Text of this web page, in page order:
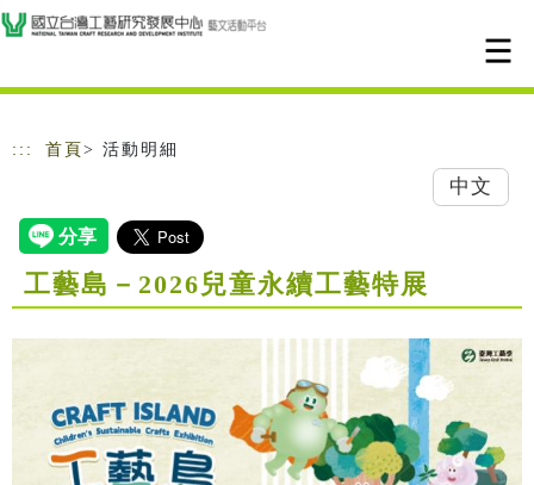
跳到主要內容
網站導覽
::: 首頁 > 活動明細
中文
工藝島－2026兒童永續工藝特展